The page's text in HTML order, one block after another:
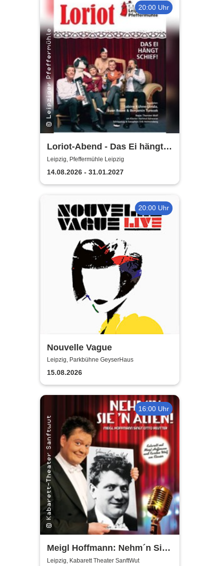
20:00 Uhr
Loriot-Abend - Das Ei hängt
schief | Kabarett Leipziger
Pfeffermühle
Leipzig, Pfeffermühle Leipzig
14.08.2026 - 31.01.2027
20:00 Uhr
Nouvelle Vague
Leipzig, Parkbühne GeyserHaus
15.08.2026
16:00 Uhr
Meigl Hoffmann: Nehm´n Sie
´n Alten! - Ein Otto Reutter-
Leipzig, Kabarett Theater SanftWut